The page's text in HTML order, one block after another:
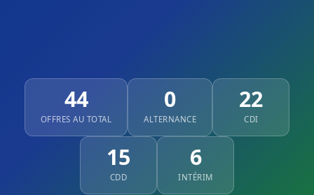
44
OFFRES AU TOTAL
0
ALTERNANCE
22
CDI
15
CDD
6
INTÉRIM